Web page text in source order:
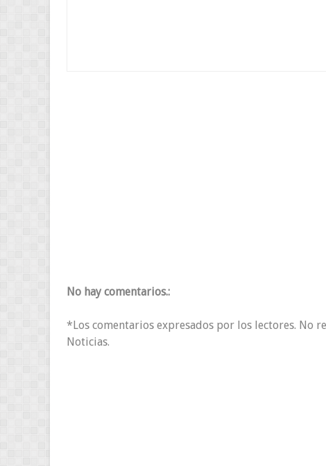
No hay comentarios.:
*Los comentarios expresados por los lectores. No
Noticias.